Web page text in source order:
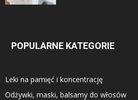
POPULARNE KATEGORIE
Leki na pamięć i koncentrację
Odżywki, maski, balsamy do włosów